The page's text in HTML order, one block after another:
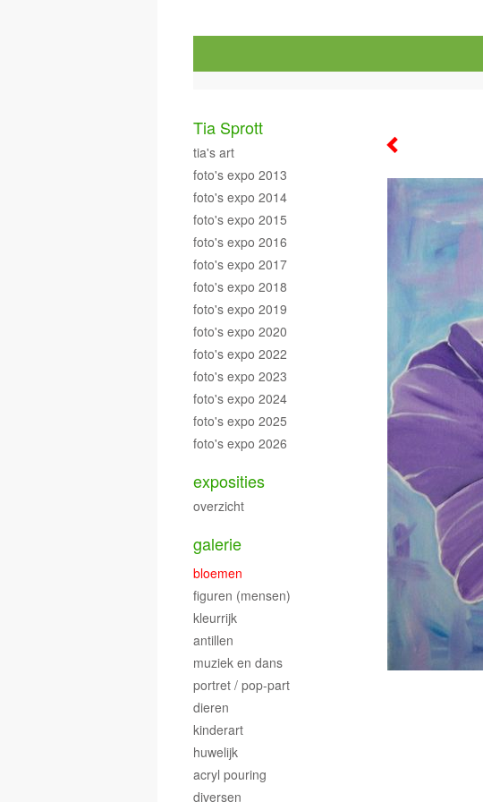
Tia Sprott
tia's art
foto's expo 2013
foto's expo 2014
foto's expo 2015
foto's expo 2016
foto's expo 2017
foto's expo 2018
foto's expo 2019
foto's expo 2020
foto's expo 2022
foto's expo 2023
foto's expo 2024
foto's expo 2025
foto's expo 2026
exposities
overzicht
galerie
bloemen
figuren (mensen)
kleurrijk
antillen
muziek en dans
portret / pop-part
dieren
kinderart
huwelijk
acryl pouring
diversen